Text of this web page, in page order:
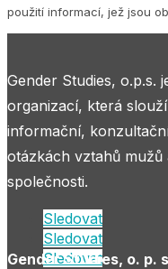
použití informací, jež jsou
Gender Studies, o.p.s.
organizací, která
informační,
otázkách vztahů mužů
společnosti.
Sledovat
Sledovat
Sledovat
Gender Studies, o. p.